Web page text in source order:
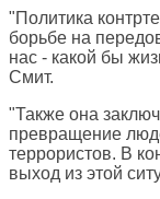
"Политика
борьбе на
нас - какой бы
Смит.
"Также она
превращение
террористов. В
выход из этой